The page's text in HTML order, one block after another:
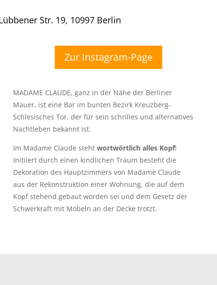
Str. 19, 10997 Berlin
Zur Instagram-Page
MADAME CLAUDE, ganz in der Nähe der Berliner
Mauer, ist eine Bar im bunten Bezirk Kreuzberg-
Schlesisches Tor, der für sein schrilles und alternatives
Nachtleben bekannt ist.
Im Madame Claude stehtwortwörtlich alles Kopf!
Initiiert durch einen kindlichen Traum besteht die
Dekoration des Hauptzimmers von Madame Claude
aus der Rekonstruktion einer Wohnung, die auf dem
Kopf stehend gebaut worden sei und dem Gesetz der
Schwerkraft mit Möbeln an der Decke trotzt.